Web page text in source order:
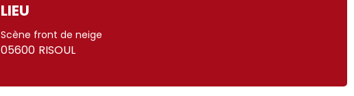
LIEU
Scène front de neige
05600 RISOUL